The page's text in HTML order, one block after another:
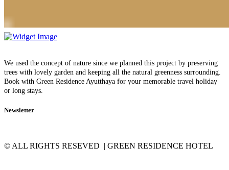
We used the concept of nature since we planned this project by preserving
trees with lovely garden and keeping all the natural greenness surrounding.
Book with Green Residence Ayutthaya for your memorable travel holiday
or long stays.
Newsletter
© ALL RIGHTS RESEVED | GREEN RESIDENCE HOTEL